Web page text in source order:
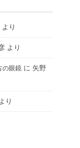
より
より
の眼鏡 に 矢野
より